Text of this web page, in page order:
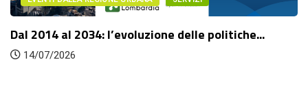
delle politiche... Fuori città.